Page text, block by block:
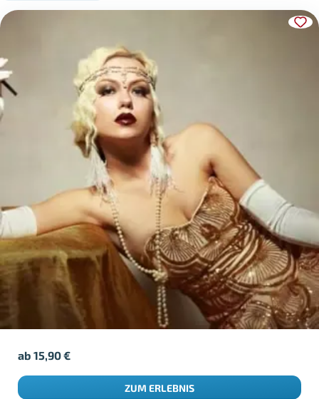
ab15,90€
ZUM ERLEBNIS